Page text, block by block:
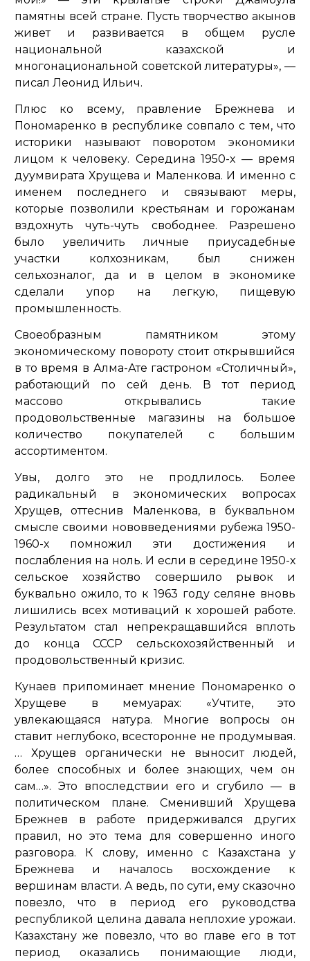
памятны всей стране. Пусть творчество акынов
живет и развивается в общем русле
национальной казахской и
многонациональной советской литературы», —
писал Леонид Ильич.
Плюс ко всему, правление Брежнева и
Пономаренко в республике совпало с тем, что
историки называют поворотом экономики
лицом к человеку. Середина 1950-х — время
дуумвирата Хрущева и Маленкова. И именно с
именем последнего и связывают меры,
которые позволили крестьянам и горожанам
вздохнуть чуть-чуть свободнее. Разрешено
было увеличить личные приусадебные
участки колхозникам, был снижен
сельхозналог, да и в целом в экономике
сделали упор на легкую, пищевую
промышленность.
Своеобразным памятником этому
экономическому повороту стоит открывшийся
в то время в Алма-Ате гастроном «Столичный»,
работающий по сей день. В тот период
массово открывались такие
продовольственные магазины на большое
количество покупателей с большим
ассортиментом.
Увы, долго это не продлилось. Более
радикальный в экономических вопросах
Хрущев, оттеснив Маленкова, в буквальном
смысле своими нововведениями рубежа 1950-
1960-х помножил эти достижения и
послабления на ноль. И если в середине 1950-х
сельское хозяйство совершило рывок и
буквально ожило, то к 1963 году селяне вновь
лишились всех мотиваций к хорошей работе.
Результатом стал непрекращавшийся вплоть
до конца СССР сельскохозяйственный и
продовольственный кризис.
Кунаев припоминает мнение Пономаренко о
Хрущеве в мемуарах: «Учтите, это
увлекающаяся натура. Многие вопросы он
ставит неглубоко, всесторонне не продумывая.
… Хрущев органически не выносит людей,
более способных и более знающих, чем он
сам…». Это впоследствии его и сгубило — в
политическом плане. Сменивший Хрущева
Брежнев в работе придерживался других
правил, но это тема для совершенно иного
разговора. К слову, именно с Казахстана у
Брежнева и началось восхождение к
вершинам власти. А ведь, по сути, ему сказочно
повезло, что в период его руководства
республикой целина давала неплохие урожаи.
Казахстану же повезло, что во главе его в тот
период оказались понимающие люди,